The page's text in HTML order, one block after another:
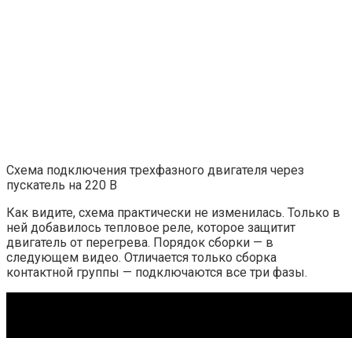
Схема подключения трехфазного двигателя через
пускатель на 220 В
Как видите, схема практически не изменилась. Только в
ней добавилось тепловое реле, которое защитит
двигатель от перегрева. Порядок сборки — в
следующем видео. Отличается только сборка
контактной группы — подключаются все три фазы.